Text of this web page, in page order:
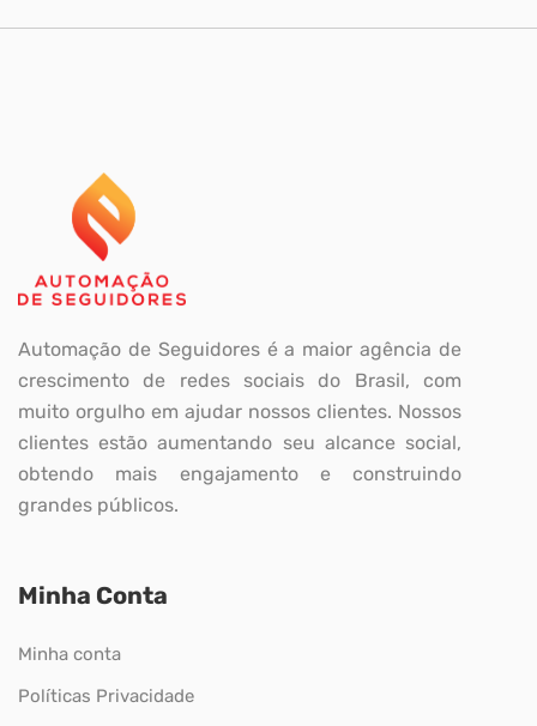
Automação de Seguidores é a maior agência de
crescimento de redes sociais do Brasil, com
muito orgulho em ajudar nossos clientes. Nossos
clientes estão aumentando seu alcance social,
obtendo mais engajamento e construindo
grandes públicos.
Minha Conta
Minha conta
Políticas Privacidade